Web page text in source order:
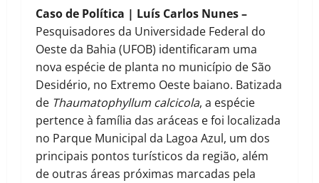
Caso de Política | Luís Carlos Nunes –
Pesquisadores da Universidade Federal do
Oeste da Bahia (UFOB) identificaram uma
nova espécie de planta no município de São
Desidério, no Extremo Oeste baiano. Batizada
de Thaumatophyllum calcicola, a espécie
pertence à família das aráceas e foi localizada
no Parque Municipal da Lagoa Azul, um dos
principais pontos turísticos da região, além
de outras áreas próximas marcadas pela